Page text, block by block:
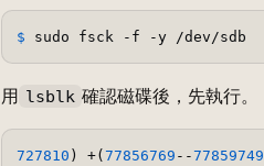
$ sudo fsck -f -y /dev/sdb
用 lsblk 確認磁碟後，先執行。
727810 ) +(77856769 --77859749